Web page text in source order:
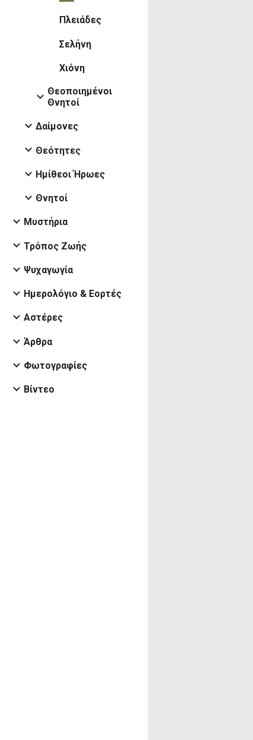
Πλειάδες
Σελήνη
Χιόνη
Θεοποιημένοι
Θνητοί
Δαίμονες
Θεότητες
Ημίθεοι Ήρωες
Θνητοί
Μυστήρια
Τρόπος Ζωής
Ψυχαγωγία
Ημερολόγιο & Εορτές
Αστέρες
Άρθρα
Φωτογραφίες
Βίντεο